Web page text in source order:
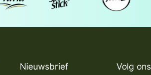
Nieuwsbrief Volg